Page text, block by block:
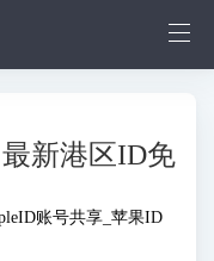
新港区ID免
账号共享_苹果ID